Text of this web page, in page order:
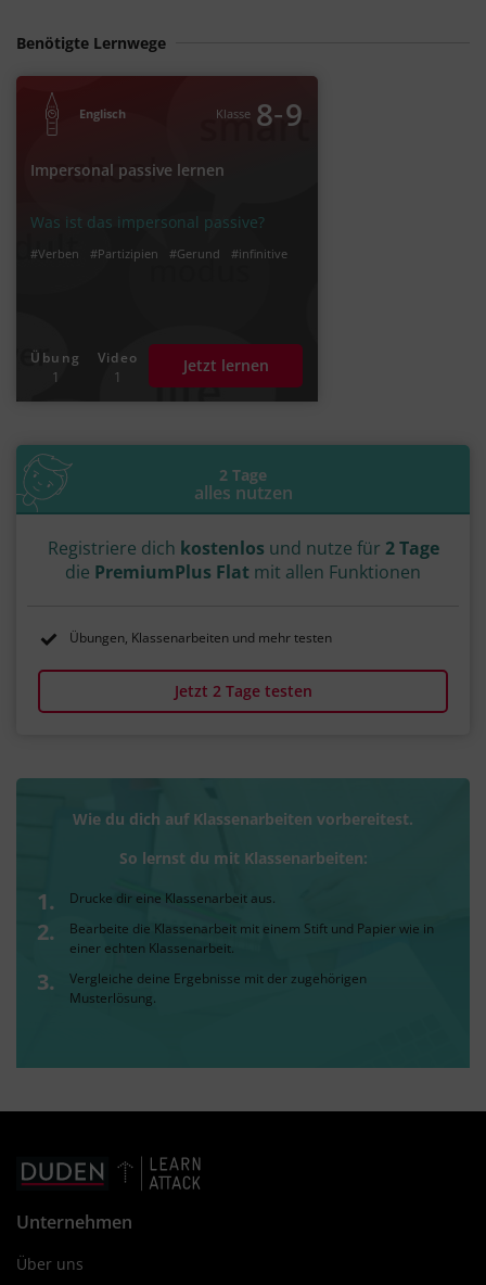
Benötigte Lernwege
Englisch Klasse 8‐9
Impersonal passive lernen
Was ist das impersonal passive?
#Verben #Partizipien #Gerund #infinitive
Übung
1
Video
1
Jetzt lernen
2 Tage
alles nutzen
Registriere dich kostenlos und nutze für 2 Tage
die PremiumPlus Flat mit allen Funktionen
Übungen, Klassenarbeiten und mehr testen
Jetzt 2 Tage testen
Wie du dich auf Klassenarbeiten vorbereitest.
So lernst du mit Klassenarbeiten:
Drucke dir eine Klassenarbeit aus.
Bearbeite die Klassenarbeit mit einem Stift und Papier wie in
einer echten Klassenarbeit.
Vergleiche deine Ergebnisse mit der zugehörigen
Musterlösung.
Unternehmen
Über uns